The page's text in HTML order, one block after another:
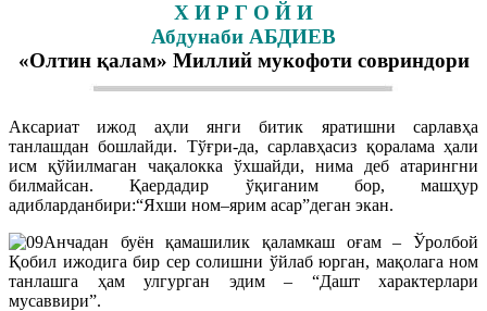
Х И Р Г О Й И
Абдунаби АБДИЕВ
«Олтин қалам» Миллий мукофоти совриндори
Аксариат ижод аҳли янги битик яратишни сарлавҳа
танлашдан бошлайди. Тўғри-да, сарлавҳасиз қоралама ҳали
исм қўйилмаган чақалокка ўхшайди, нима деб атарингни
билмайсан. Қаердадир ўқиганим бор, машҳур
адибларданбири:“Яхши ном–ярим асар”деган экан.
Анчадан буён қамашилик қаламкаш оғам – Ўролбой
Қобил ижодига бир сер солишни ўйлаб юрган, мақолага ном
танлашга ҳам улгурган эдим – “Дашт характерлари
мусаввири”.